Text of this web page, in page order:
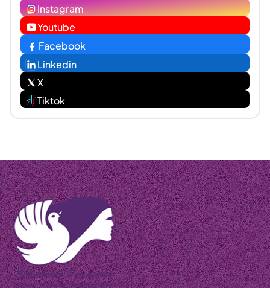
Instagram
Youtube
Facebook
Linkedin
X
Tiktok